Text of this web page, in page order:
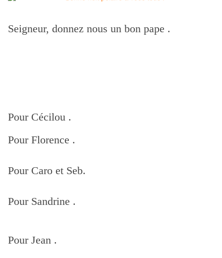
Seigneur, donnez nous un bon pape .
Pour Cécilou .
Pour Florence .
Pour Caro et Seb.
Pour Sandrine .
Pour Jean .